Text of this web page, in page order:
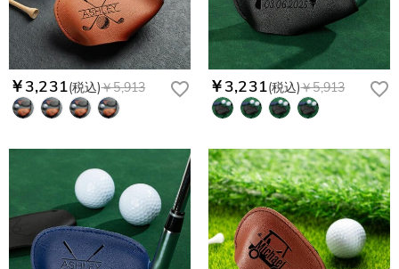
￥3,231(税込)￥5,913 ￥3,231(税込)￥5,913